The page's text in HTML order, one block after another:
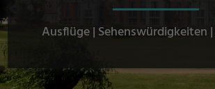
Ausflüge | Sehenswürdigkeiten